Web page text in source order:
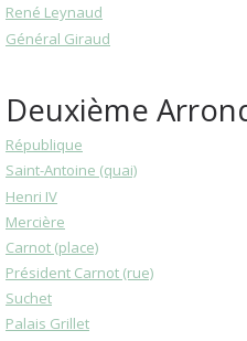
René Leynaud
Général Giraud
Deuxième
République
Saint-Antoine (quai)
Henri IV
Mercière
Carnot (place)
Président Carnot (rue)
Suchet
Palais Grillet